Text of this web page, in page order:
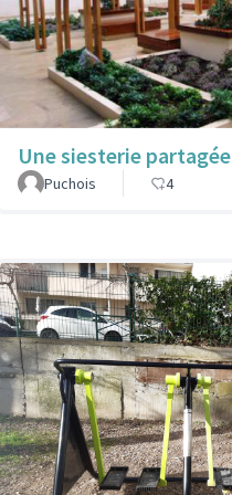
Une siesterie partagée
Puchois
4